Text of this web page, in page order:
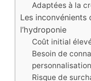
Adaptées à la
Les inconvénients
l’hydroponie
Coût initial
Besoin de
Risque de